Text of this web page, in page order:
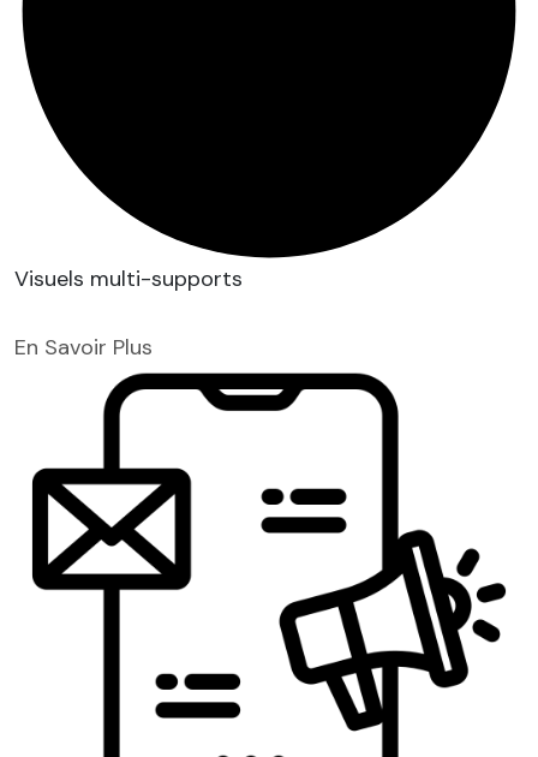
Visuels multi-supports
En Savoir Plus